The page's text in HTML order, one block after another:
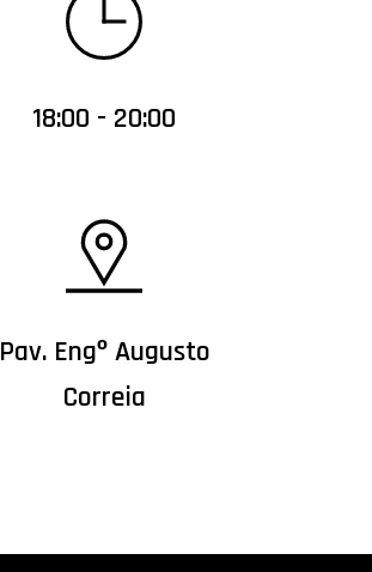
18:00 - 20:00
Pav. Engº Augusto
Correia